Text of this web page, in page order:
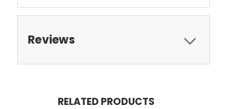
Reviews
RELATED PRODUCTS